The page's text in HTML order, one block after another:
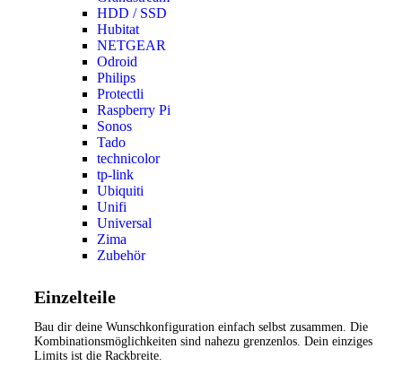
HDD / SSD
Hubitat
NETGEAR
Odroid
Philips
Protectli
Raspberry Pi
Sonos
Tado
technicolor
tp-link
Ubiquiti
Unifi
Universal
Zima
Zubehör
Einzelteile
Bau dir deine Wunschkonfiguration einfach selbst zusammen. Die
Kombinationsmöglichkeiten sind nahezu grenzenlos. Dein einziges
Limits ist die Rackbreite.